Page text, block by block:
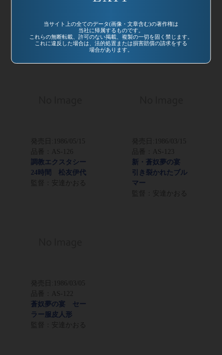
当サイト上の全てのデータ(画像・文章含む)の著作権は
当社に帰属するものです。
これらの無断転載、許可のない掲載、複製の一切を固く禁じます。
これに違反した場合は、法的処置または損害賠償の請求をする
場合があります。
品番：AS-156
極めつけ・蒼奴夢
の宴 暴力教室88
品番：AS-145
口内暴力 VOL.1
監督：編集：カン
発売日:
1986/05/15
品番：AS-126
調教エクスタシー
24時間 松友伊代
監督：安達かおる
発売日:
1986/03/15
品番：AS-123
新・蒼奴夢の宴
引き裂かれたブル
マー
監督：安達かおる
発売日:
1986/03/05
品番：AS-122
蒼奴夢の宴 セー
ラー服皮人形
監督：安達かおる